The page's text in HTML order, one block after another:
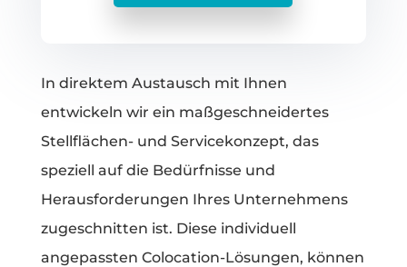
In direktem Austausch mit Ihnen
entwickeln wir ein maßgeschneidertes
Stellflächen- und Servicekonzept, das
speziell auf die Bedürfnisse und
Herausforderungen Ihres Unternehmens
zugeschnitten ist. Diese individuell
angepassten Colocation-Lösungen, können